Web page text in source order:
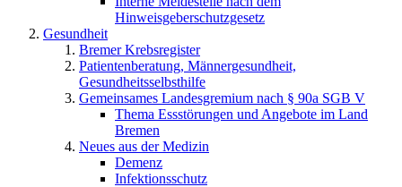
Hinweisgeberschutzgesetz
Gesundheit
Bremer Krebsregister
Patientenberatung, Männergesundheit,
Gesundheitsselbsthilfe
Gemeinsames Landesgremium nach § 90a SGB V
Thema Essstörungen und Angebote im Land
Bremen
Neues aus der Medizin
Demenz
Infektionsschutz